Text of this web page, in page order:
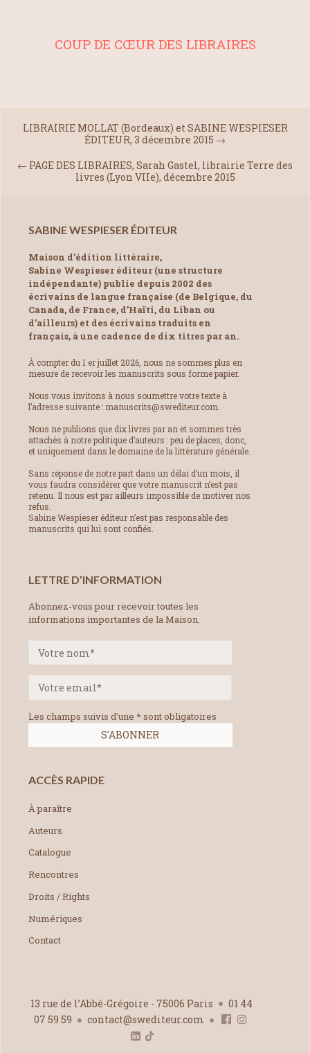
COUP DE CŒUR DES LIBRAIRES
LIBRAIRIE MOLLAT (Bordeaux) et SABINE WESPIESER
ÉDITEUR, 3 décembre 2015 →
← PAGE DES LIBRAIRES, Sarah Gastel, librairie Terre des
livres (Lyon VIIe), décembre 2015
SABINE WESPIESER ÉDITEUR
Maison d’édition littéraire,
Sabine Wespieser éditeur (une structure
indépendante) publie depuis 2002 des
écrivains de langue française (de Belgique, du
Canada, de France, d’Haïti, du Liban ou
d’ailleurs) et des écrivains traduits en
français, à une cadence de dix titres par an.
À compter du 1 er juillet 2026, nous ne sommes plus en
mesure de recevoir les manuscrits sous forme papier.
Nous vous invitons à nous soumettre votre texte à
l’adresse suivante : manuscrits@swediteur.com.
Nous ne publions que dix livres par an et sommes très
attachés à notre politique d’auteurs : peu de places, donc,
et uniquement dans le domaine de la littérature générale.
Sans réponse de notre part dans un délai d’un mois, il
vous faudra considérer que votre manuscrit n’est pas
retenu. Il nous est par ailleurs impossible de motiver nos
refus.
Sabine Wespieser éditeur n’est pas responsable des
manuscrits qui lui sont confiés.
LETTRE D’INFORMATION
Abonnez-vous pour recevoir toutes les
informations importantes de la Maison.
Les champs suivis d'une * sont obligatoires
ACCÈS RAPIDE
À paraître
Auteurs
Catalogue
Rencontres
Droits / Rights
Numériques
Contact
13 rue de l’Abbé-Grégoire - 75006 Paris
01 44
07 59 59
contact@swediteur.com